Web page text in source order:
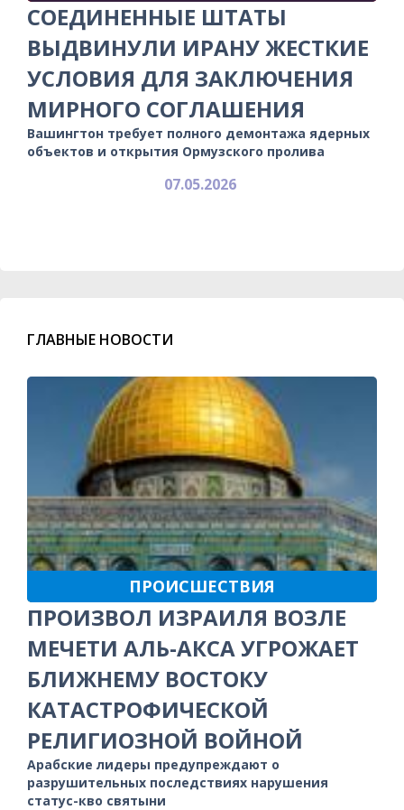
СОЕДИНЕННЫЕ ШТАТЫ
ВЫДВИНУЛИ ИРАНУ ЖЕСТКИЕ
УСЛОВИЯ ДЛЯ ЗАКЛЮЧЕНИЯ
МИРНОГО СОГЛАШЕНИЯ
Вашингтон требует полного демонтажа ядерных
объектов и открытия Ормузского пролива
07.05.2026
ГЛАВНЫЕ НОВОСТИ
ПРОИСШЕСТВИЯ
ПРОИЗВОЛ ИЗРАИЛЯ ВОЗЛЕ
МЕЧЕТИ АЛЬ-АКСА УГРОЖАЕТ
БЛИЖНЕМУ ВОСТОКУ
КАТАСТРОФИЧЕСКОЙ
РЕЛИГИОЗНОЙ ВОЙНОЙ
Арабские лидеры предупреждают о
разрушительных последствиях нарушения
статус-кво святыни